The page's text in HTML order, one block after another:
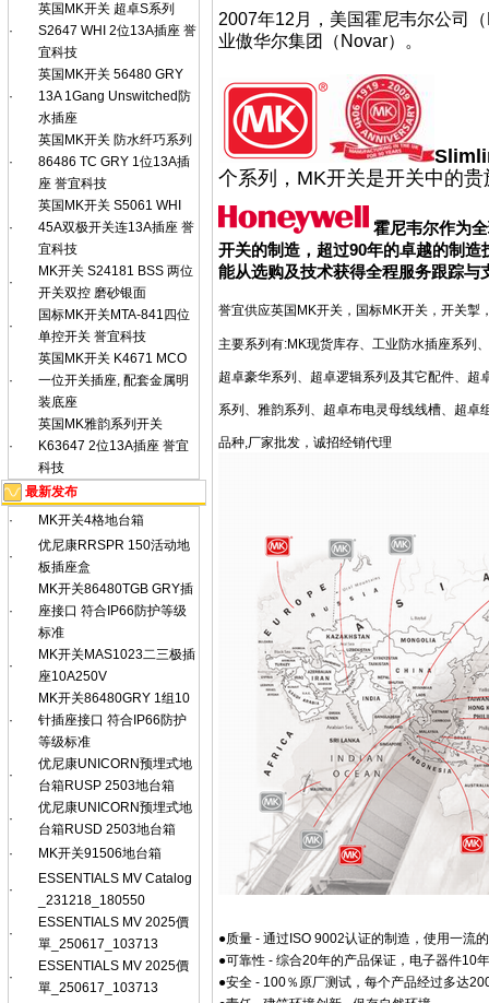
·
英国MK开关 超卓S系列
S2647 WHI 2位13A插座 誉
宜科技
·
英国MK开关 56480 GRY
13A 1Gang Unswitched防
水插座
·
英国MK开关 防水纤巧系列
86486 TC GRY 1位13A插
座 誉宜科技
·
英国MK开关 S5061 WHI
45A双极开关连13A插座 誉
宜科技
·
MK开关 S24181 BSS 两位
开关双控 磨砂银面
·
国标MK开关MTA-841四位
单控开关 誉宜科技
·
英国MK开关 K4671 MCO
一位开关插座, 配套金属明
装底座
·
英国MK雅韵系列开关
K63647 2位13A插座 誉宜
科技
最新发布
·
MK开关4格地台箱
·
优尼康RRSPR 150活动地
板插座盒
·
MK开关86480TGB GRY插
座接口 符合IP66防护等级
标准
·
MK开关MAS1023二三极插
座10A250V
·
MK开关86480GRY 1组10
针插座接口 符合IP66防护
等级标准
·
优尼康UNICORN预埋式地
台箱RUSP 2503地台箱
·
优尼康UNICORN预埋式地
台箱RUSD 2503地台箱
·
MK开关91506地台箱
·
ESSENTIALS MV Catalog
_231218_180550
·
ESSENTIALS MV 2025價
單_250617_103713
·
ESSENTIALS MV 2025價
單_250617_103713
2007年12月，美国霍尼韦尔公司
业傲华尔集团（Novar）。
个系列，MK开关是开关中的
霍尼韦尔作为
开关的制造，超过90年的卓越的制造
能从选购及技术获得全程服务跟踪
誉宜供应英国MK开关，国标MK开关，开关掣
主要系列有:MK现货库存、工业防水插座系列
超卓豪华系列、超卓逻辑系列及其它配件、
系列、雅韵系列、超卓布电灵母线线槽、超
品种,厂家批发，诚招经销代理
●质量 - 通过ISO 9002认证的制造，使用一流
●可靠性 - 综合20年的产品保证，电子器件10
●安全 - 100％原厂测试，每个产品经过多达